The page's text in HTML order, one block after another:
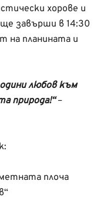
хорове и
завърши в 14:30
на планината и
любов към
природа!“–
плоча